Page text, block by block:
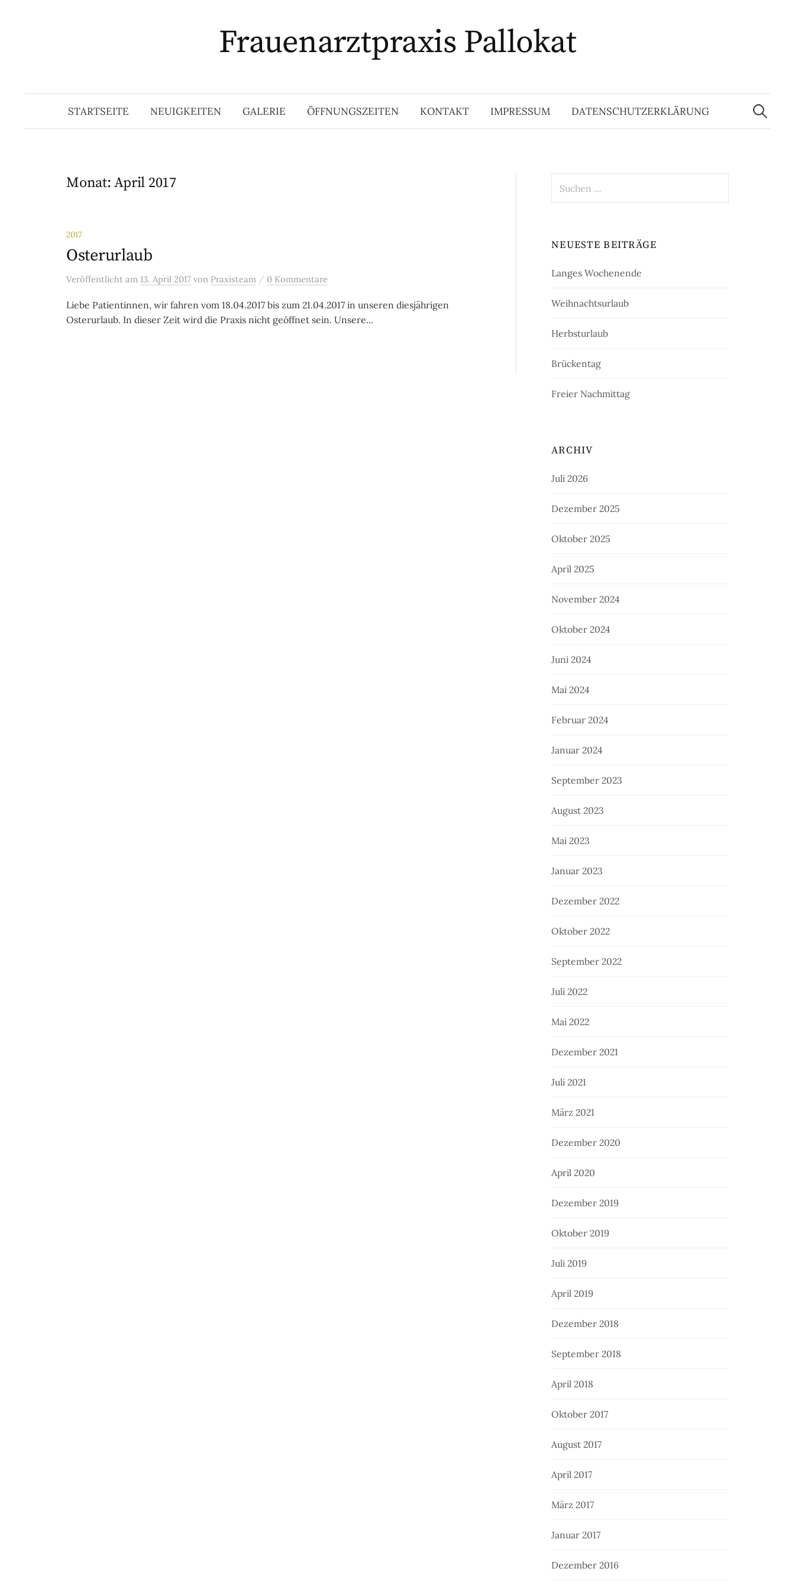
Frauenarztpraxis Pallokat
STARTSEITE NEUIGKEITEN GALERIE ÖFFNUNGSZEITEN KONTAKT IMPRESSUM DATENSCHUTZERKLÄRUNG
Suchen
nach:
Monat:April 2017
2017
Osterurlaub
Veröffentlicht am 13. April 2017 von Praxisteam / 0 Kommentare
Liebe Patientinnen, wir fahren vom 18.04.2017 bis zum 21.04.2017 in unseren diesjährigen
Osterurlaub. In dieser Zeit wird die Praxis nicht geöffnet sein. Unsere...
nach:
NEUESTE BEITRÄGE
Langes Wochenende
Weihnachtsurlaub
Herbsturlaub
Brückentag
Freier Nachmittag
ARCHIV
Juli 2026
Dezember 2025
Oktober 2025
April 2025
November 2024
Oktober 2024
Juni 2024
Mai 2024
Februar 2024
Januar 2024
September 2023
August 2023
Mai 2023
Januar 2023
Dezember 2022
Oktober 2022
September 2022
Juli 2022
Mai 2022
Dezember 2021
Juli 2021
März 2021
Dezember 2020
April 2020
Dezember 2019
Oktober 2019
Juli 2019
April 2019
Dezember 2018
September 2018
April 2018
Oktober 2017
August 2017
April 2017
März 2017
Januar 2017
Dezember 2016